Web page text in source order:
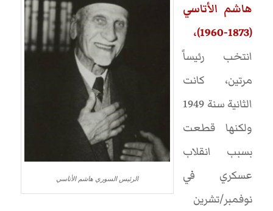
الرئيس السوري هاشم الأتاسي
هاشم الأتاسي
(1873-1960)،
انتخب رئيساً
مرتين، كانت
الثانية سنة 1949
ولكنها قطعت
بسبب انقلاب
عسكري في
نوفمبر/تشرين